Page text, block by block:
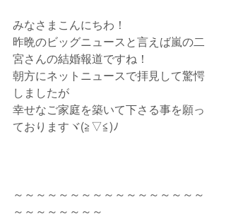
みなさまこんにちわ！
昨晩のビッグニュースと言えば嵐の二
宮さんの結婚報道ですね！
朝方にネットニュースで拝見して驚愕
しましたが
幸せなご家庭を築いて下さる事を願っ
ておりますヾ(≧▽≦)ﾉ
～～～～～～～～～～～～～～～～～
～～～～～～～～